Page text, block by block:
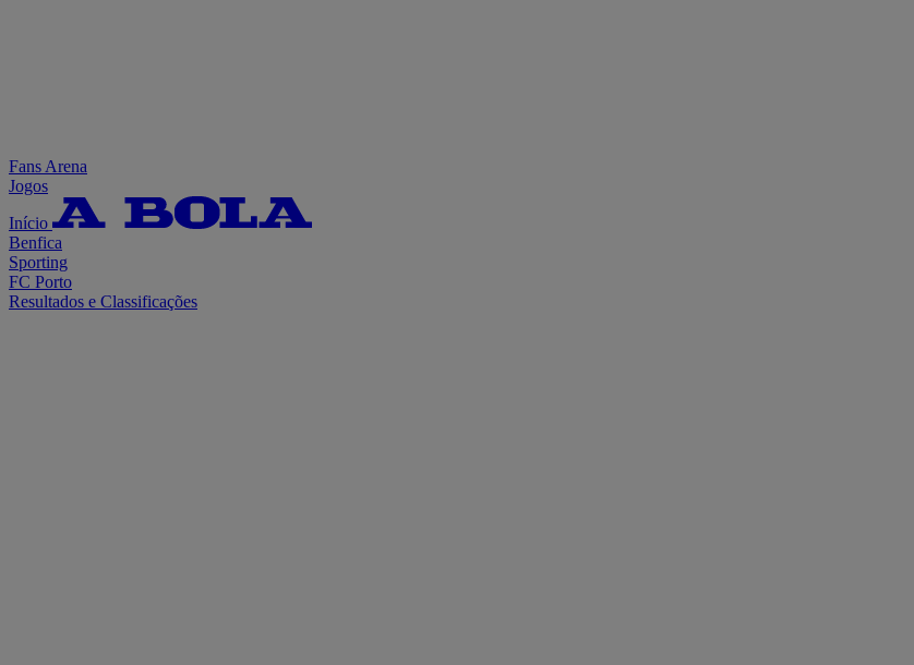
Fans Arena
Jogos
Início
Benfica
Sporting
FC Porto
Resultados e Classificações